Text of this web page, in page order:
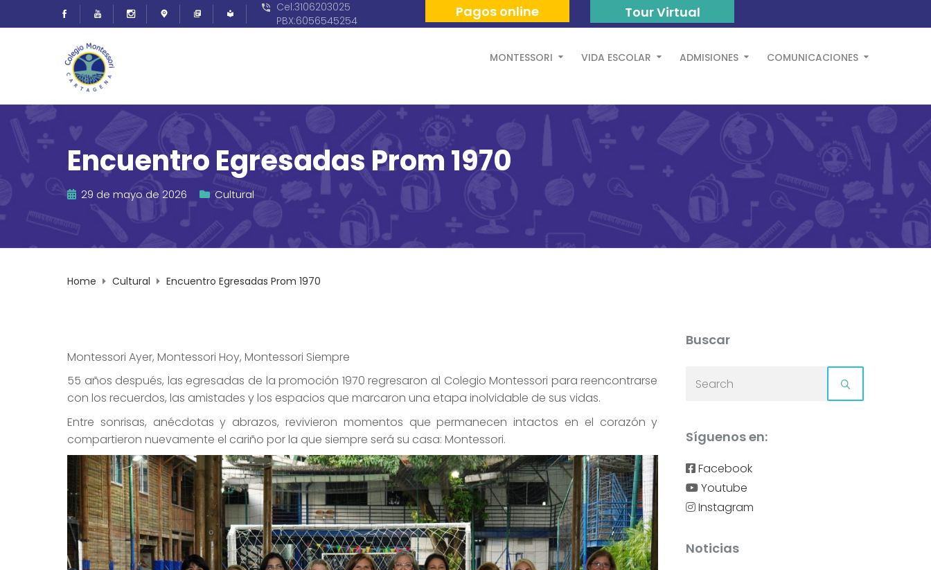
Cel:3106203025
PBX:6056545254
Pagos online Tour Virtual
MONTESSORI VIDA ESCOLAR ADMISIONES COMUNICACIONES
Encuentro Egresadas Prom 1970
29 de mayo de 2026 Cultural
Home Cultural Encuentro Egresadas Prom 1970
Montessori Ayer, Montessori Hoy, Montessori Siempre
55 años después, las egresadas de la promoción 1970 regresaron al Colegio Montessori para reencontrarse
con los recuerdos, las amistades y los espacios que marcaron una etapa inolvidable de sus vidas.
Entre sonrisas, anécdotas y abrazos, revivieron momentos que permanecen intactos en el corazón y
compartieron nuevamente el cariño por la que siempre será su casa: Montessori.
Buscar
Síguenos en:
Facebook
Youtube
Instagram
Noticias